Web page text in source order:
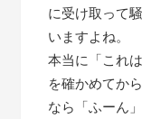
に受け取って
いますよね。
本当に「これ
を確かめてか
なら「ふーん